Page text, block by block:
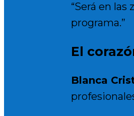
“Será en
programa.”
El
Blanca